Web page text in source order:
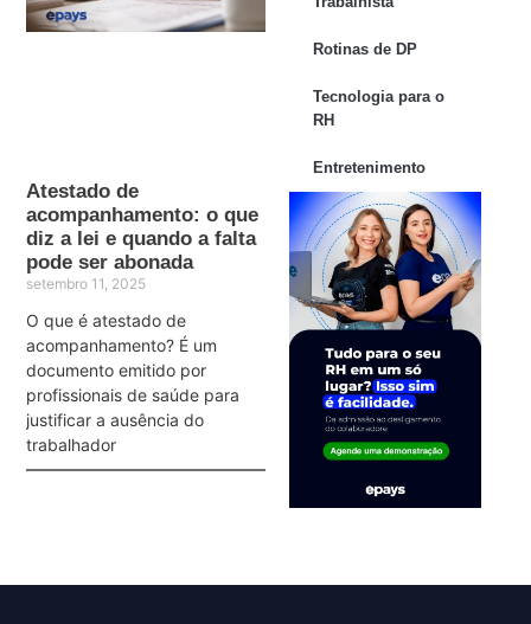
Atestado de
acompanhamento: o que
diz a lei e quando a falta
pode ser abonada
setembro 11, 2025
O que é atestado de
acompanhamento? É um
documento emitido por
profissionais de saúde para
justificar a ausência do
trabalhador
Rotinas de DP
Tecnologia para o
RH
Entretenimento